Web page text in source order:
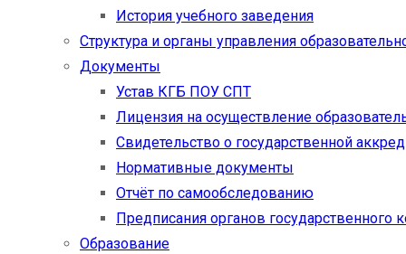
История учебного заведения
Структура и органы управления
Документы
Устав КГБ ПОУ СПТ
Лицензия на осуществление
Свидетельство о государственной
Нормативные документы
Отчёт по самообследованию
Предписания органов государственного
Образование